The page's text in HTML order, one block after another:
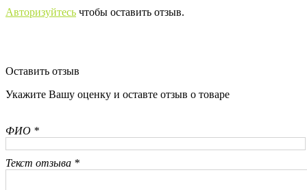
Авторизуйтесь чтобы оставить отзыв.
Оставить отзыв
Укажите Вашу оценку и оставте отзыв о товаре
ФИО *
Текст отзыва *